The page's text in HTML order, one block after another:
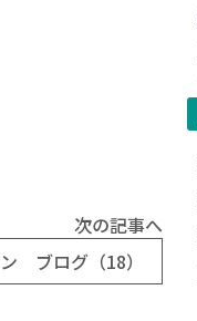
次の記事へ
ブログ（18）